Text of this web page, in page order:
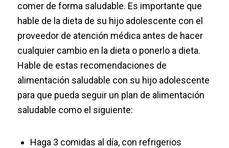
comer de forma saludable. Es importante que
hable de la dieta de su hijo adolescente con el
proveedor de atención médica antes de hacer
cualquier cambio en la dieta o ponerlo a dieta.
Hable de estas recomendaciones de
alimentación saludable con su hijo adolescente
para que pueda seguir un plan de alimentación
saludable como el siguiente:
Haga 3 comidas al día, con refrigerios